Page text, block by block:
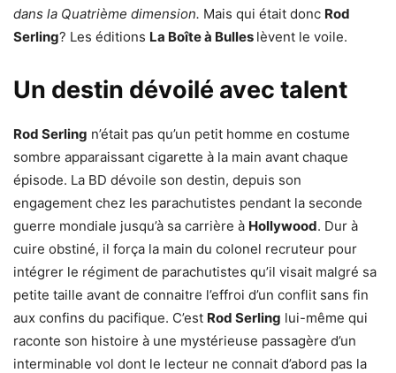
dans la Quatrième dimension. Mais qui était donc Rod
Serling? Les éditions La Boîte à Bulles lèvent le voile.
Un destin dévoilé avec talent
Rod Serling n’était pas qu’un petit homme en costume
sombre apparaissant cigarette à la main avant chaque
épisode. La BD dévoile son destin, depuis son
engagement chez les parachutistes pendant la seconde
guerre mondiale jusqu’à sa carrière à Hollywood. Dur à
cuire obstiné, il força la main du colonel recruteur pour
intégrer le régiment de parachutistes qu’il visait malgré sa
petite taille avant de connaitre l’effroi d’un conflit sans fin
aux confins du pacifique. C’est Rod Serling lui-même qui
raconte son histoire à une mystérieuse passagère d’un
interminable vol dont le lecteur ne connait d’abord pas la